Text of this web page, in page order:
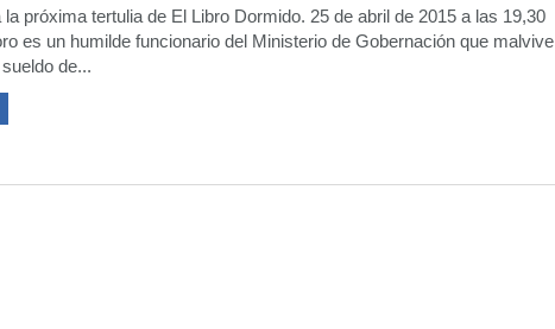
próxima tertulia de El Libro Dormido. 25 de abril de 2015 a las 19,30
es un humilde funcionario del Ministerio de Gobernación que malvive
de...